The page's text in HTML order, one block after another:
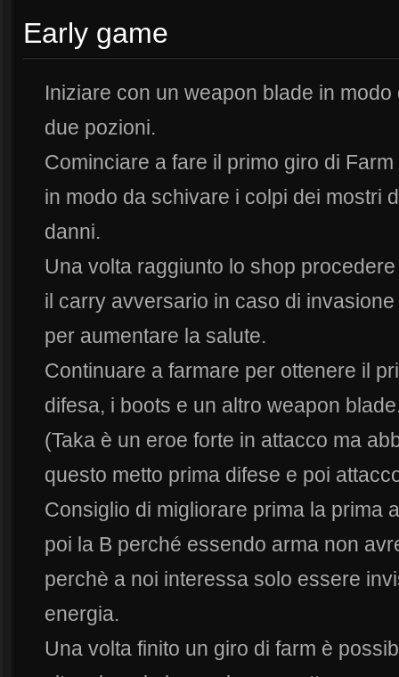
Early game
Iniziare con un weapon blade in
due pozioni.
Cominciare a fare il primo giro di
in modo da schivare i colpi dei mostri
danni.
Una volta raggiunto lo shop
il carry avversario in caso di
per aumentare la salute.
Continuare a farmare per ottenere il
difesa, i boots e un altro weapon
(Taka è un eroe forte in attacco ma
questo metto prima difese e poi
Consiglio di migliorare prima la prima
poi la B perché essendo arma non
perchè a noi interessa solo essere
energia.
Una volta finito un giro di farm è